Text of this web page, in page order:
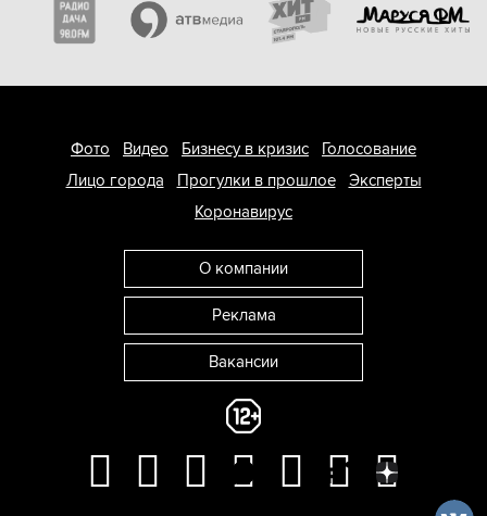
Фото Видео Бизнесу в кризис
Голосование
Лицо города
Прогулки в прошлое
Эксперты
Коронавирус
О компании
Реклама
Вакансии